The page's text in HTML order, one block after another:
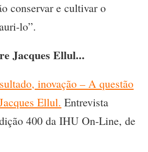
conservar e cultivar o
lo”.
Jacques Ellul...
inovação – A questão
Ellul. Entrevista
400 da IHU On-Line, de